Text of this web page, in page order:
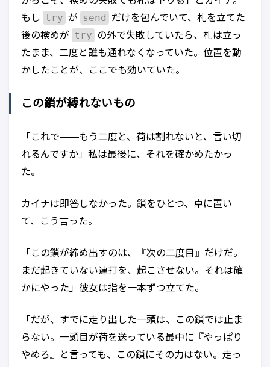
もし
try が send
だけを包んでいて、札を立てた
後の検めが try の外で失敗していたら、札は立っ
たまま、二度と誰も通れなくなっていた。位置を動
かしたことが、ここでも効いていた。
この鎖が縛れないもの
「これで——もう二度と、荷は割れないと、言い切
れるんですか」私は最後に、それを確かめたかっ
た。
カイナは即答しなかった。鎖をひとつ、卓に置い
て、こう言った。
「この鎖が締め出すのは、『次の二度目』だけだ。
まだ起きていない連打を、起こさせない。それは確
かにやった」彼女は指を一本ずつ立てた。
「だが、すでに走り出した一頭は、この鎖では止ま
らない。一頭目が荷を送っている最中に『やっぱり
やめろ』と言っても、この鎖にその力はない。走っ